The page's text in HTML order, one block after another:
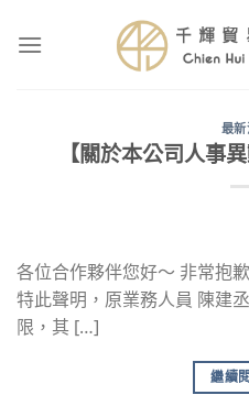
最
【關於本公司人事
各位合作夥伴您好～ 非常抱
特此聲明，原業務人員 陳建
限，其 […]
繼續